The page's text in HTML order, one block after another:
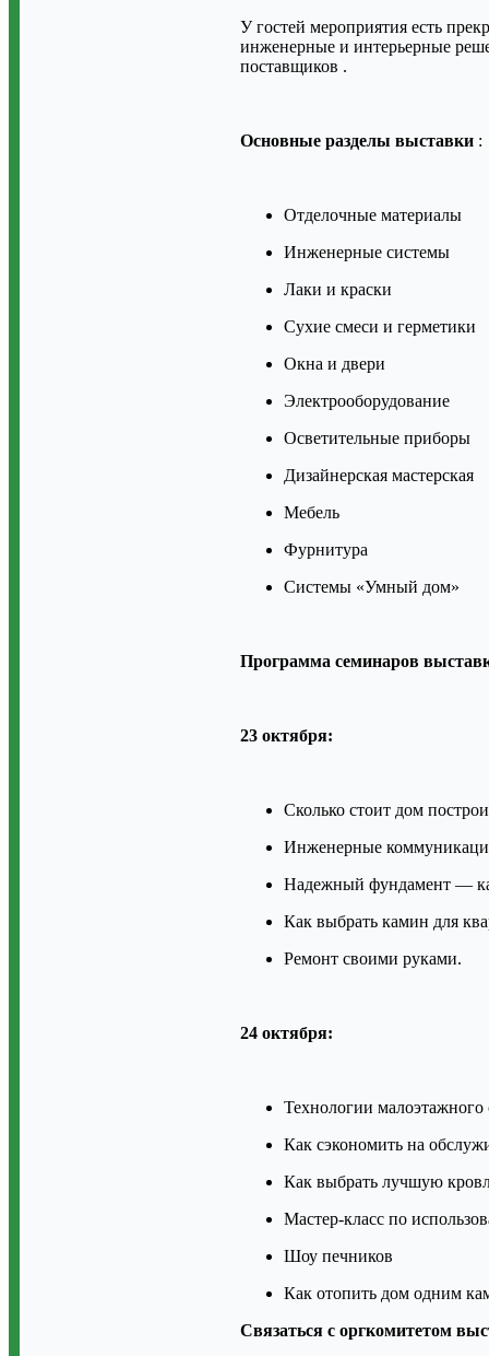
У гостей мероприятия есть
инженерные и интерьерные
поставщиков .
Основные разделы выставки :
Отделочные материалы
Инженерные системы
Лаки и краски
Сухие смеси и герметики
Окна и двери
Электрооборудование
Осветительные приборы
Дизайнерская мастерская
Мебель
Фурнитура
Системы «Умный дом»
Программа семинаров
23 октября:
Сколько стоит дом
Инженерные
Надежный фундамент —
Как выбрать камин для
Ремонт своими руками.
24 октября:
Технологии малоэтажного
Как сэкономить на
Как выбрать лучшую
Мастер-класс по
Шоу печников
Как отопить дом одним
Связаться с оргкомитетом